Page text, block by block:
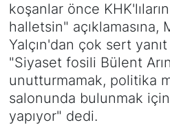
koşanlar önce
halletsin" açıklamasına,
Yalçın'dan çok sert
"Siyaset fosili Bülent
unutturmamak, politika
salonunda bulunmak
yapıyor" dedi.
Bilim ve Teknoloji
Yazı Dizisi
Son Dakika Haberleri
Haber Arşivi